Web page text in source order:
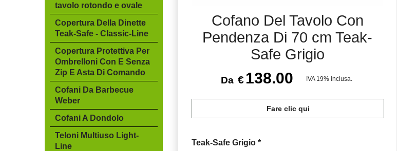
tavolo rotondo e ovale
Copertura Della Dinette
Teak-Safe - Classic-Line
Copertura Protettiva Per
Ombrelloni Con E Senza
Zip E Asta Di Comando
Cofani Da Barbecue
Weber
Cofani A Dondolo
Teloni Multiuso Light-
Line
Cofano Del Tavolo Con
Pendenza Di 70 cm Teak-
Safe Grigio
Da €138.00 IVA 19% inclusa.
Fare clic qui
Teak-Safe Grigio *